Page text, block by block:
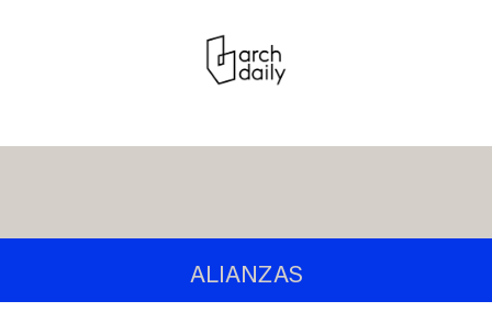
ALIANZAS